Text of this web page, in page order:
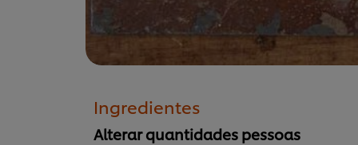
Ingredientes
Alterar quantidades pessoas